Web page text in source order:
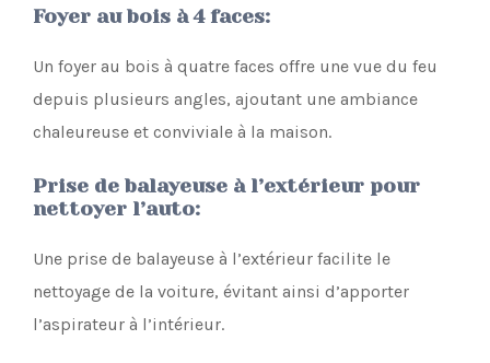
Foyer au bois à 4 faces:
Un foyer au bois à quatre faces offre une vue du feu
depuis plusieurs angles, ajoutant une ambiance
chaleureuse et conviviale à la maison.
Prise de balayeuse à l’extérieur pour
nettoyer l’auto:
Une prise de balayeuse à l’extérieur facilite le
nettoyage de la voiture, évitant ainsi d’apporter
l’aspirateur à l’intérieur.